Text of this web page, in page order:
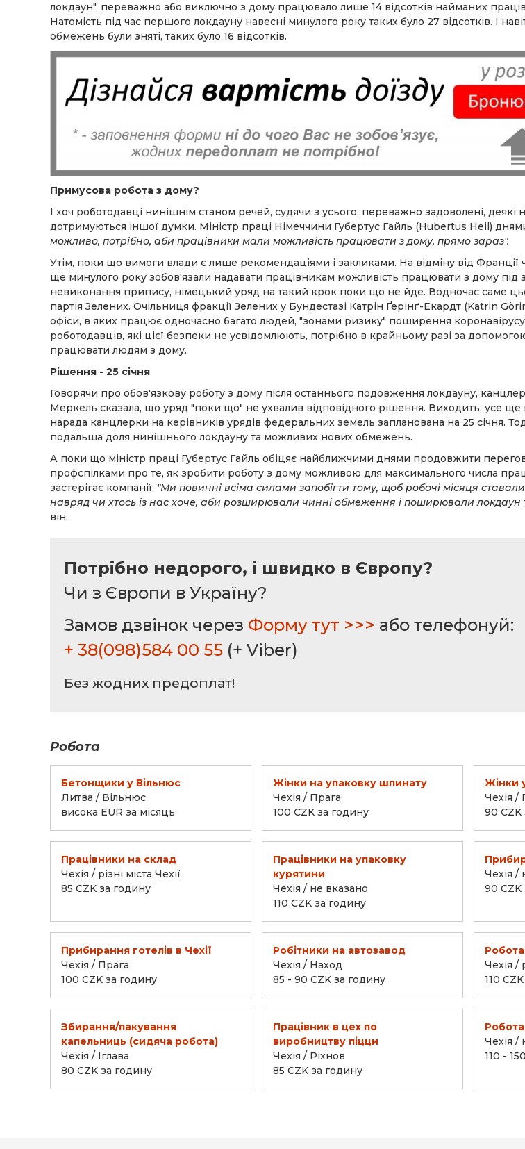
локдаун", переважно або виключно з дому працювало лише 14 відсотків найманих
Натомість під час першого локдауну навесні минулого року таких було 27 відсотків. І
обмежень були зняті, таких було 16 відсотків.
Примусова робота з дому?
І хоч роботодавці нинішнім станом речей, судячи з усього, переважно задоволені, деякі
дотримуються іншої думки. Міністр праці Німеччини Губертус Гайль (Hubertus Heil)
можливо, потрібно, аби працівники мали можливість працювати з дому, прямо зараз".
Утім, поки що вимоги влади є лише рекомендаціями і закликами. На відміну від Франції
ще минулого року зобов'язали надавати працівникам можливість працювати з дому під
невиконання припису, німецький уряд на такий крок поки що не йде. Водночас саме
партія Зелених. Очільниця фракції Зелених у Бундестазі Катрін Ґерінґ-Екардт (Katrin
офіси, в яких працює одночасно багато людей, "зонами ризику" поширення
роботодавців, які цієї безпеки не усвідомлюють, потрібно в крайньому разі за
працювати людям з дому.
Рішення - 25 січня
Говорячи про обов'язкову роботу з дому після останнього подовження локдауну,
Меркель сказала, що уряд "поки що" не ухвалив відповідного рішення. Виходить, усе
нарада канцлерки на керівників урядів федеральних земель запланована на 25 січня.
подальша доля нинішнього локдауну та можливих нових обмежень.
А поки що міністр праці Губертус Гайль обіцяє найближчими днями продовжити
профспілками про те, як зробити роботу з дому можливою для максимального числа
застерігає компанії: "Ми повинні всіма силами запобігти тому, щоб робочі місяця
навряд чи хтось із нас хоче, аби розширювали чинні обмеження і поширювали локдаун
він.
Потрібно недорого, і швидко в Європу?
Чи з Європи в Україну?
Замов дзвінок через Форму тут >>> або телефонуй:
+ 38(098)584 00 55 (+ Viber)
Без жодних предоплат!
Робота
Бетонщики у Вільнюс
Литва / Вільнюс
висока EUR за місяць
Жінки на упаковку шпинату
Чехія / Прага
100 CZK за годину
Жінки
Чехія /
90 CZK
Працівники на склад
Чехія / різні міста Чехії
85 CZK за годину
Працівники на упаковку
курятини
Чехія / не вказано
110 CZK за годину
Чехія /
90 CZK
Прибирання готелів в Чехії
Чехія / Прага
100 CZK за годину
Робітники на автозавод
Чехія / Наход
85 - 90 CZK за годину
Робота
Чехія /
110
Збирання/пакування
капельниць (сидяча робота)
Чехія / Іглава
80 CZK за годину
Працівник в цех по
виробництву піцци
Чехія / Ріхнов
85 CZK за годину
Робота
Чехія /
110 -